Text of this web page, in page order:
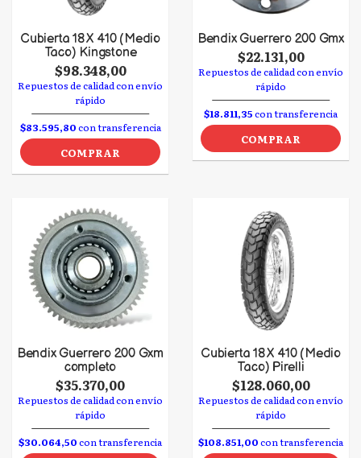
Cubierta 18 X 410 (Medio
Taco) Kingstone
$98.348,00
Repuestos de calidad con envío
rápido
$83.595,80con transferencia
COMPRAR
Bendix Guerrero 200 Gmx
$22.131,00
Repuestos de calidad con envío
rápido
$18.811,35con transferencia
COMPRAR
Bendix Guerrero 200 Gxm
completo
$35.370,00
Repuestos de calidad con envío
rápido
$30.064,50con transferencia
Cubierta 18 X 410 (Medio
Taco) Pirelli
$128.060,00
Repuestos de calidad con envío
rápido
$108.851,00con transferencia